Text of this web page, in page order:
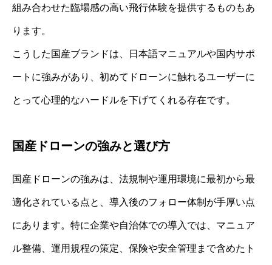
組み合わせた臨場感の高い飛行体験を提供するものもあ
ります。
こうした国産ブランドは、日本語マニュアルや国内サポ
ートに強みがあり、初めてドローンに触れるユーザーに
とって心理的なハードルを下げてくれる存在です。
国産ドローンの強みと選び方
国産ドローンの強みは、法規制や運用環境に最初から最
適化されている点と、導入後のフォロー体制が手厚い点
にあります。特に企業や自治体での導入では、マニュア
ル整備、運用規程の策定、保険や安全管理まで含めたト